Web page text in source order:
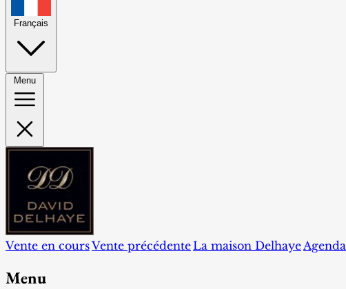
Français
Menu
Vente en coursVente précédente La maison Delhaye Agenda
Menu